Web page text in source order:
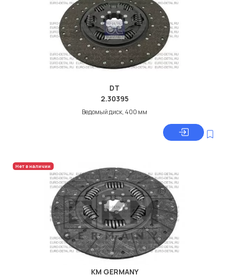
DT
2.30395
Ведомый диск, 400 мм
Нет в наличии
KM GERMANY